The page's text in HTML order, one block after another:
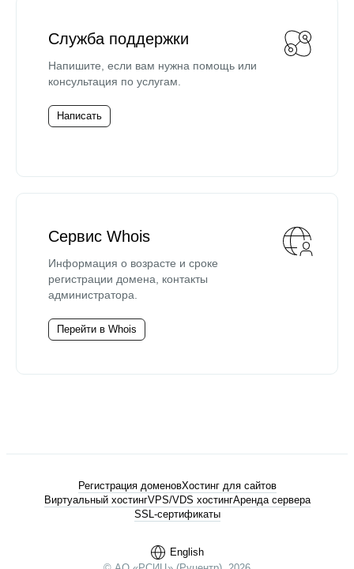
Служба поддержки
Напишите, если вам нужна помощь или
консультация по услугам.
Написать
Сервис Whois
Информация о возрасте и сроке
регистрации домена, контакты
администратора.
Перейти в Whois
English
Регистрация доменовХостинг для сайтов
Виртуальный хостингVPS/VDS хостингАренда сервера
SSL-сертификаты